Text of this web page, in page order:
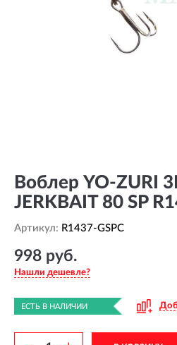
Воблер YO-ZURI
JERKBAIT 80 SP
Артикул: R1437-GSPC
998 руб.
Нашли дешевле?
ЕСТЬ В НАЛИЧИИ